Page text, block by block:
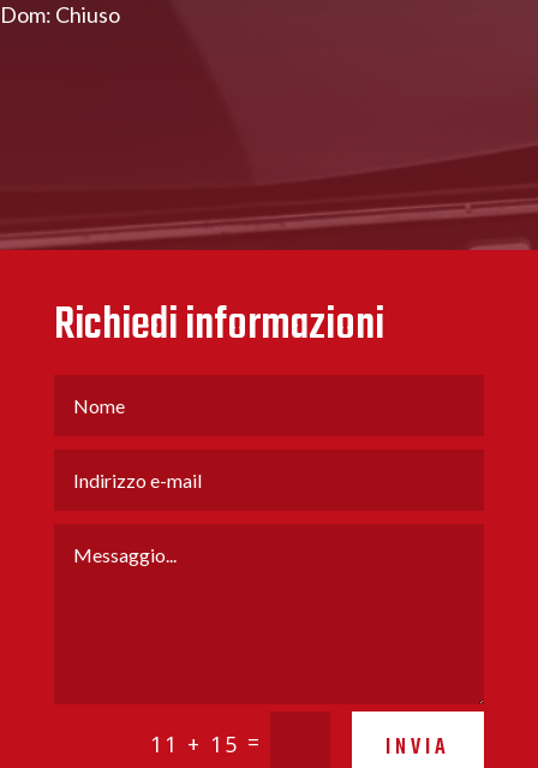
Dom: Chiuso
Richiedi informazioni
11 + 15 = INVIA